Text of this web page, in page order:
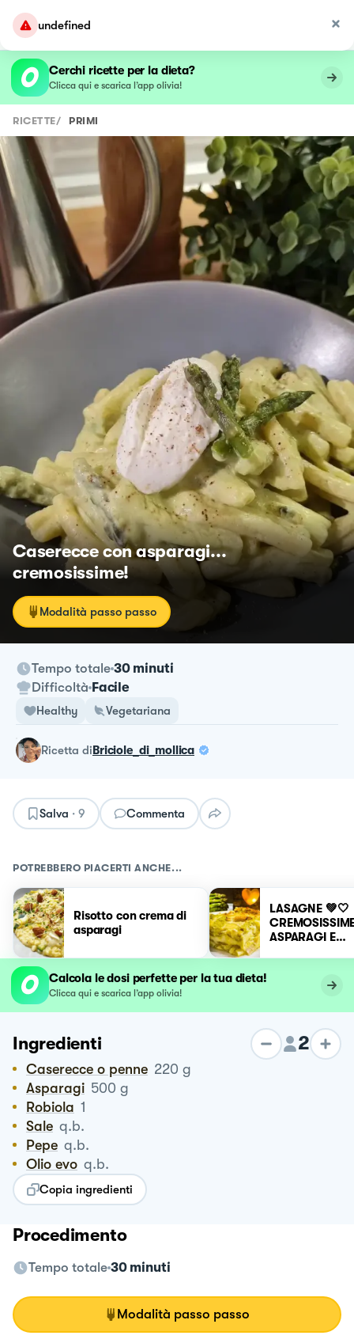
undefined
Cerchi ricette per la dieta?
Clicca qui e scarica l’app olivia!
RICETTE/ PRIMI
Caserecce con asparagi...
cremosissime!
Modalità passo passo
Tempo totale 30 minuti
Difficoltà Facile
Healthy Vegetariana
ricetta diBriciole_di_mollica
Salva · 9 Commenta
POTREBBERO PIACERTI ANCHE...
Risotto con crema di
asparagi
LASAGNE 💚🤍
ASPARAGI E
Calcola le dosi perfette per la tua dieta!
Clicca qui e scarica l’app olivia!
Ingredienti 2
Caserecce o penne 220 g
Asparagi 500 g
Robiola 1
Sale q.b.
Pepe q.b.
Olio evo q.b.
Copia ingredienti
Procedimento
Tempo totale 30 minuti
Modalità passo passo